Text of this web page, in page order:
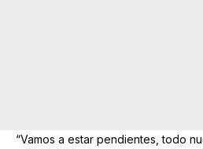
“Vamos a estar pendientes, todo